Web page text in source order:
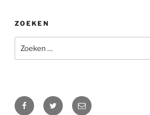
ZOEKEN
naar:
FacebookTwitter E-